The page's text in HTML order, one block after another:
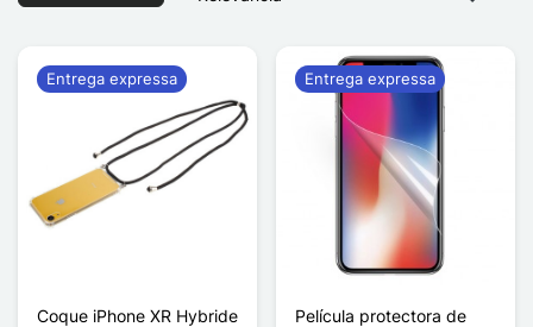
Coque iPhone XR Hybride
Entrega expressa
Película protectora de
Entrega expressa